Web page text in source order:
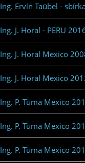
Ing. Ervín Taübel -
Ing. J. Horal - PERU
Ing. J. Horal Mexico
Ing. J. Horal Mexico
Ing. P. Tůma Mexico
Ing. P. Tůma Mexico
Ing. P. Tůma Mexico